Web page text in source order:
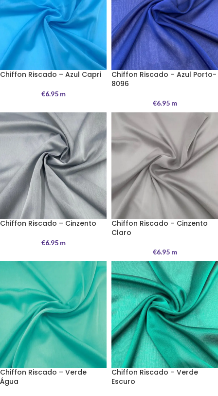
Chiffon Riscado – Azul Capri
€6.95m
Chiffon Riscado – Azul Porto-
8096
€6.95m
Chiffon Riscado – Cinzento
€6.95m
Chiffon Riscado – Cinzento
Claro
€6.95m
Chiffon Riscado – Verde
Água
Chiffon Riscado – Verde
Escuro